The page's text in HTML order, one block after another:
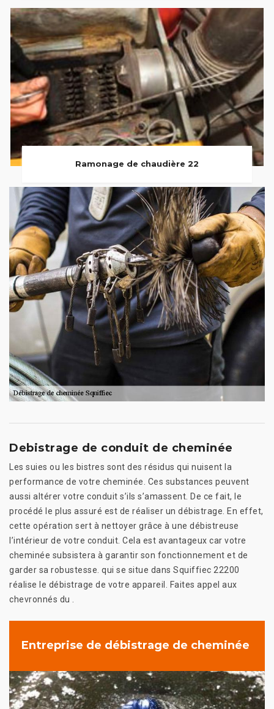
Ramonage de chaudière 22
Debistrage de conduit de cheminée
Les suies ou les bistres sont des résidus qui nuisent la
performance de votre cheminée. Ces substances peuvent
aussi altérer votre conduit s’ils s’amassent. De ce fait, le
procédé le plus assuré est de réaliser un débistrage. En effet,
cette opération sert à nettoyer grâce à une débistreuse
l’intérieur de votre conduit. Cela est avantageux car votre
cheminée subsistera à garantir son fonctionnement et de
garder sa robustesse. qui se situe dans Squiffiec 22200
réalise le débistrage de votre appareil. Faites appel aux
chevronnés du .
Entreprise de débistrage de cheminée